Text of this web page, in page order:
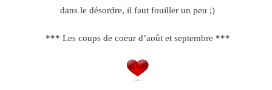
dans le désordre, il faut fouiller un peu ;)
*** Les coups de coeur d’août et septembre ***